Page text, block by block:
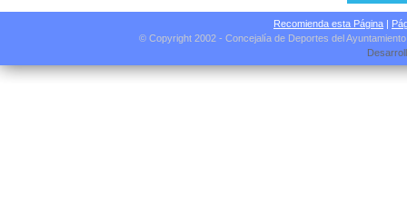
Recomienda esta Página |
© Copyright 2002 - Concejalía de Deportes del